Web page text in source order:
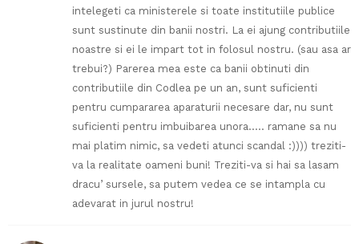
intelegeti ca ministerele si toate institutiile publice
sunt sustinute din banii nostri. La ei ajung contributiile
noastre si ei le impart tot in folosul nostru. (sau asa ar
trebui?) Parerea mea este ca banii obtinuti din
contributiile din Codlea pe un an, sunt suficienti
pentru cumpararea aparaturii necesare dar, nu sunt
suficienti pentru imbuibarea unora….. ramane sa nu
mai platim nimic, sa vedeti atunci scandal :)))) treziti-
va la realitate oameni buni! Treziti-va si hai sa lasam
dracu’ sursele, sa putem vedea ce se intampla cu
adevarat in jurul nostru!